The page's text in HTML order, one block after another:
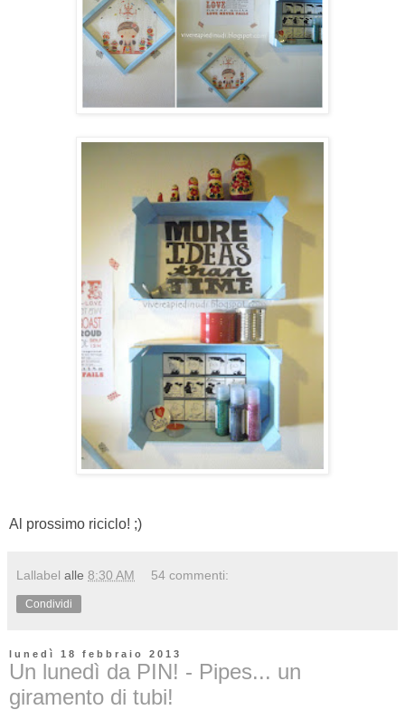
Al prossimo riciclo! ;)
Lallabel alle 8:30 AM 54 commenti:
Condividi
lunedì 18 febbraio 2013
Un lunedì da PIN! - Pipes... un
giramento di tubi!